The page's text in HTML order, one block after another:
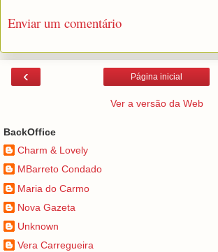
Enviar um comentário
‹ Página inicial
Ver a versão da Web
BackOffice
Charm & Lovely
MBarreto Condado
Maria do Carmo
Nova Gazeta
Unknown
Vera Carregueira